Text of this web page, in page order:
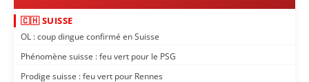
🇨🇭 SUISSE
OL : coup dingue confirmé en Suisse
Phénomène suisse : feu vert pour le PSG
Prodige suisse : feu vert pour Rennes